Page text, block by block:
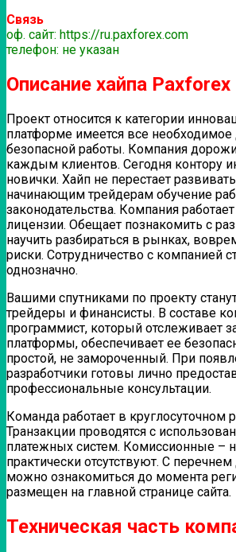
Связь
оф. сайт: https://ru.paxforex.com
телефон: не указан
Описание хайпа Paxforex
Проект относится к категории
платформе имеется все
безопасной работы. Компания
каждым клиентов. Сегодня контору
новички. Хайп не перестает
начинающим трейдерам обучение
законодательства. Компания
лицензии. Обещает познакомить с
научить разбираться в рынках,
риски. Сотрудничество с компанией
однозначно.
Вашими спутниками по проекту
трейдеры и финансисты. В составе
программист, который отслеживает
платформы, обеспечивает ее
простой, не замороченный. При
разработчики готовы лично
профессиональные консультации.
Команда работает в круглосуточном
Транзакции проводятся с
платежных систем. Комиссионные –
практически отсутствуют. С
можно ознакомиться до момента
размещен на главной странице сайта.
Техническая часть